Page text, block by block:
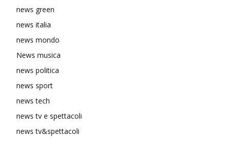
news green
news italia
news mondo
News musica
news politica
news sport
news tech
news tv e spettacoli
news tv&spettacoli